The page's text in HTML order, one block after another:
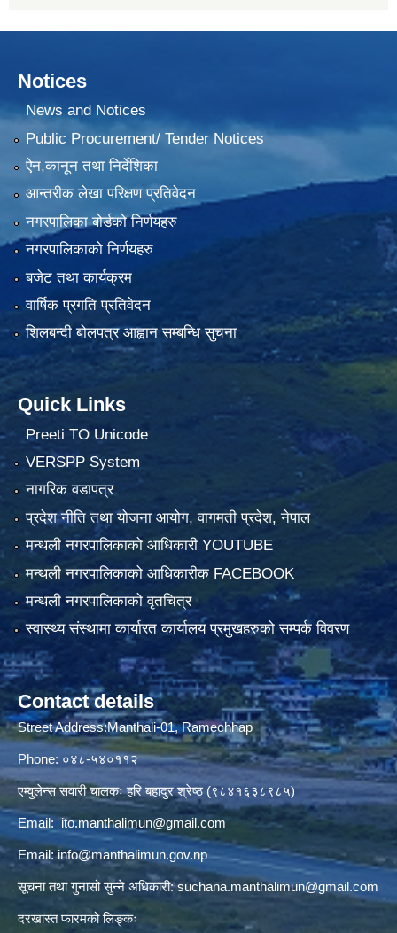
Notices
News and Notices
Public Procurement/ Tender Notices
ऐन,कानून तथा निर्देशिका
आन्तरीक लेखा परिक्षण प्रतिवेदन
नगरपालिका बोर्डको निर्णयहरु
नगरपालिकाको निर्णयहरु
बजेट तथा कार्यक्रम
वार्षिक प्रगति प्रतिवेदन
शिलबन्दी बोलपत्र आह्वान सम्बन्धि सुचना
Quick Links
Preeti TO Unicode
VERSPP System
नागरिक वडापत्र
प्रदेश नीति तथा योजना आयोग, वागमती प्रदेश, नेपाल
मन्थली नगरपालिकाको आधिकारी YOUTUBE
मन्थली नगरपालिकाको आधिकारीक FACEBOOK
मन्थली नगरपालिकाको वृतचित्र
स्वास्थ्य संस्थामा कार्यारत कार्यालय प्रमुखहरुको सम्पर्क विवरण
Contact details
Street Address:Manthali-01, Ramechhap
Phone: ०४८-५४०११२
एम्वुलेन्स सवारी चालकः हरि बहादुर श्रेष्ठ (९८४१६३८९८५)
Email:ito.manthalimun@gmail.com
Email:info@manthalimun.gov.np
सूचना तथा गुनासो सुन्ने अधिकारी:suchana.manthalimun@gmail.com
दरखास्त फारमको लिङ्कः